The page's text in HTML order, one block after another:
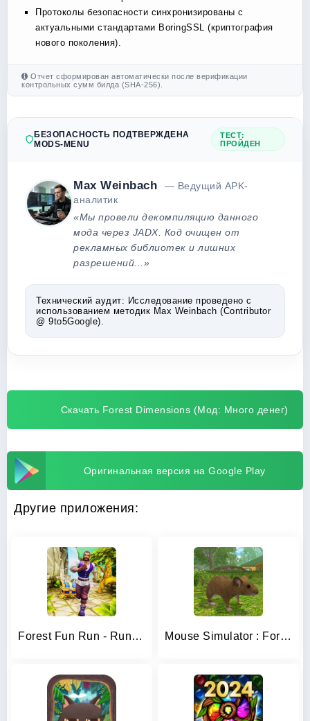
Протоколы безопасности синхронизированы с
актуальными стандартами BoringSSL (криптография
нового поколения).
Отчет сформирован автоматически после верификации
контрольных сумм билда (SHA-256).
БЕЗОПАСНОСТЬ ПОДТВЕРЖДЕНА
MODS-MENU
ТЕСТ:
ПРОЙДЕН
Max Weinbach
— Ведущий APK-
аналитик
«Мы провели декомпиляцию данного
мода через JADX. Код очищен от
рекламных библиотек и лишних
разрешений...»
Технический аудит: Исследование проведено с
использованием методик Max Weinbach (Contributor
@ 9to5Google).
Скачать Forest Dimensions (Мод: Много денег)
Оригинальная версия на Google Play
Другие приложения:
Forest Fun Run - Running Game Mouse Simulator : Forest Home